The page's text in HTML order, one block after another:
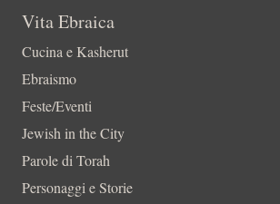
Vita Ebraica
Cucina e Kasherut
Ebraismo
Feste/Eventi
Jewish in the City
Parole di Torah
Personaggi e Storie